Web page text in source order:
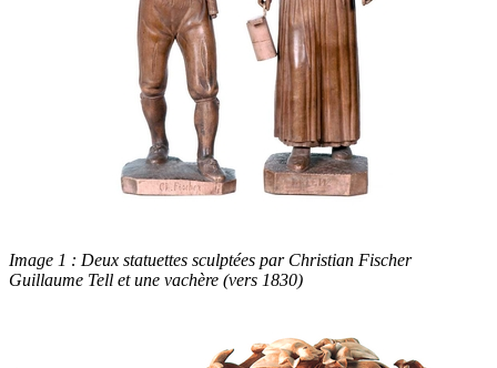
Image 1 : Deux statuettes sculptées par Christian Fischer
Guillaume Tell et une vachère (vers 1830)